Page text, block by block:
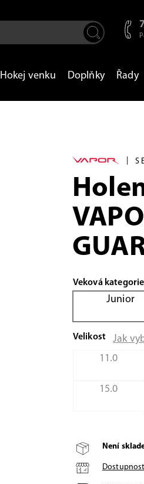
Hokej venku Doplňky Řady
Veková kategorie
Junior
Velikost
Jak
11.0
15.0
Není